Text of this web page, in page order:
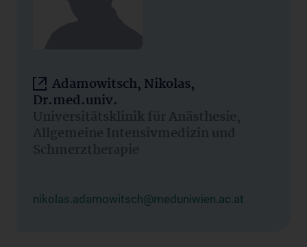
Adamowitsch, Nikolas,
Dr.med.univ.
Universitätsklinik für Anästhesie,
Allgemeine Intensivmedizin und
Schmerztherapie
nikolas.adamowitsch@meduniwien.ac.at